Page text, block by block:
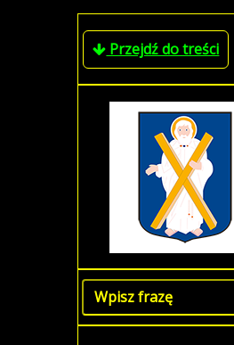
Przejdź do treści